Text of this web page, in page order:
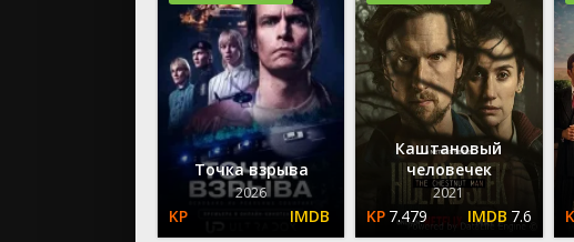
Точка взрыва
2026
Каштановый
человечек
2021
7.479 7.6